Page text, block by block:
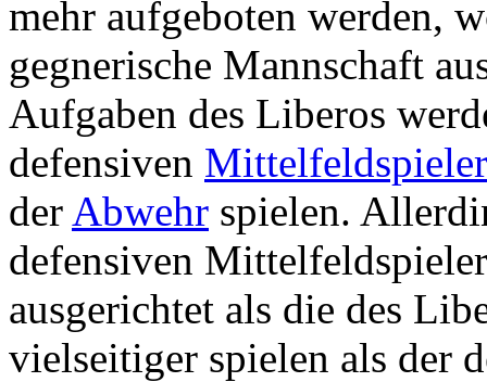
mehr aufgeboten werden,
gegnerische Mannschaft
Aufgaben des Liberos
defensiven
der Abwehr spielen.
defensiven
ausgerichtet als die des
vielseitiger spielen als der